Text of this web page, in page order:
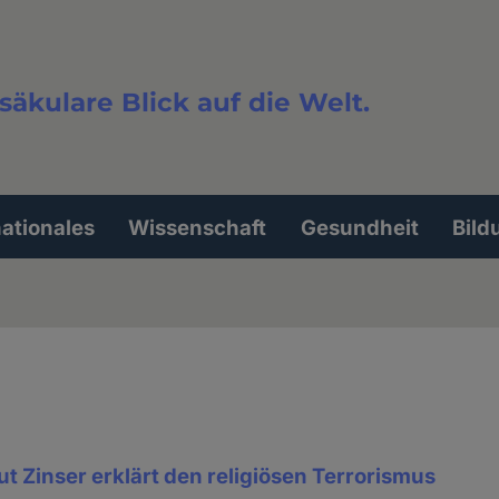
Blick auf die Welt.
Wissenschaft Gesundheit
Zinser erklärt den religiösen Terrorismus